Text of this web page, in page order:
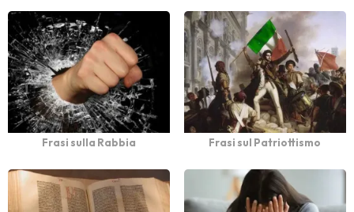
Frasi sulla Rabbia Frasi sul Patriottismo